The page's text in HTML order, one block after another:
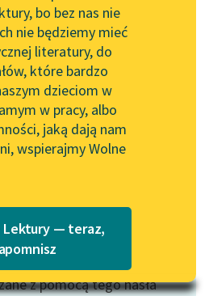
API
OAI-PMH
Widget Wolnych Lektur
Przypisy
Katalog w formacie PDF
bo bez nas nie
nie będziemy mieć
literatury, do
które bardzo
dzieciom w
w pracy, albo
jaką dają nam
wspierajmy Wolne
Lektury — teraz,
Na honor, dobra rada;
idę skupić się nieco na
łonie Bachusa; ma on
winko...
Czytaj więcej
z pomocą tego hasła